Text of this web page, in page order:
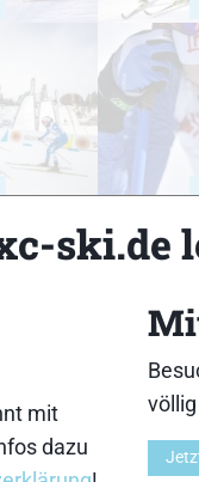
ski.de
mit
dazu